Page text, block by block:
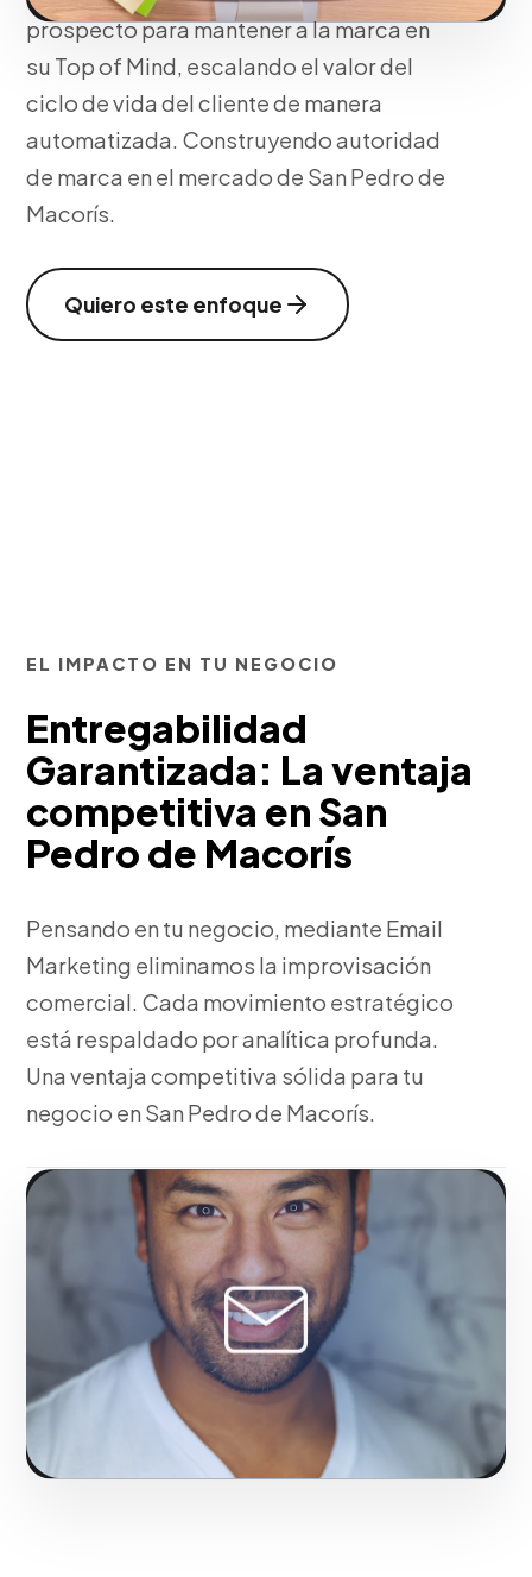
prospecto para mantener a la marca en
su Top of Mind, escalando el valor del
ciclo de vida del cliente de manera
automatizada. Construyendo autoridad
de marca en el mercado de San Pedro de
Macorís.
Quiero este enfoque
EL IMPACTO EN TU NEGOCIO
Entregabilidad
Garantizada: La ventaja
competitiva en San
Pedro de Macorís
Pensando en tu negocio, mediante Email
Marketing eliminamos la improvisación
comercial. Cada movimiento estratégico
está respaldado por analítica profunda.
Una ventaja competitiva sólida para tu
negocio en San Pedro de Macorís.
Fase 1:
Con nuestra metodología, auditoría
financiera comercial y detección de cuellos de
botella. Una ventaja competitiva sólida para tu
negocio en San Pedro de Macorís.
Solicitar servicio